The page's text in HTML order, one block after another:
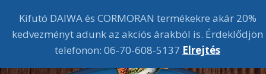
Kifutó DAIWA és CORMORAN termékekre akár 20%
kedvezményt adunk az akciós árakból is. Érdeklődjön
telefonon: 06-70-608-5137 Elrejtés